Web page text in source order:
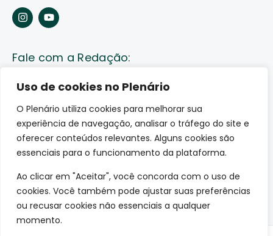
Uso de cookies no Plenário
O Plenário utiliza cookies para melhorar sua
experiência de navegação, analisar o tráfego do site e
oferecer conteúdos relevantes. Alguns cookies são
essenciais para o funcionamento da plataforma.
Ao clicar em "Aceitar", você concorda com o uso de
cookies. Você também pode ajustar suas preferências
ou recusar cookies não essenciais a qualquer
momento.
Fale com a Redação:
Enviar pauta
Fale conosco
Av. Lauro Sodré, 1259. Olaria – Porto Velho (RO)
CEP: 76801-289